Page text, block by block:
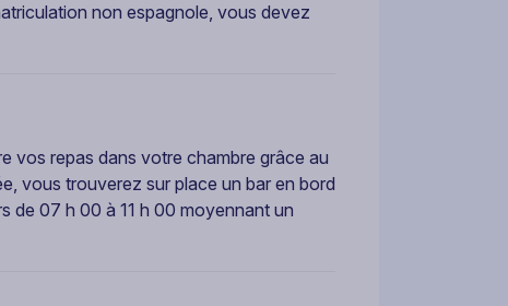
non espagnole, vous devez
vos repas dans votre chambre grâce au
vous trouverez sur place un bar en bord
de 07 h 00 à 11 h 00 moyennant un